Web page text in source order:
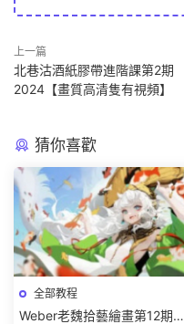
上一篇
北巷沽酒紙膠帶進階課第2期
2024【畫質高清隻有視頻】
猜你喜歡
全部教程
Weber老魏拾藝繪畫第12期角